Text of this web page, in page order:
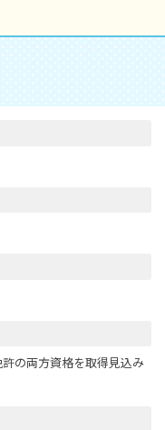
の両方資格を取得見込み